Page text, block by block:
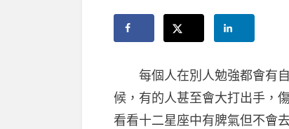
每個人在別人勉強都會有自
候，有的人甚至會大打出手，
看看十二星座中有脾氣但不會